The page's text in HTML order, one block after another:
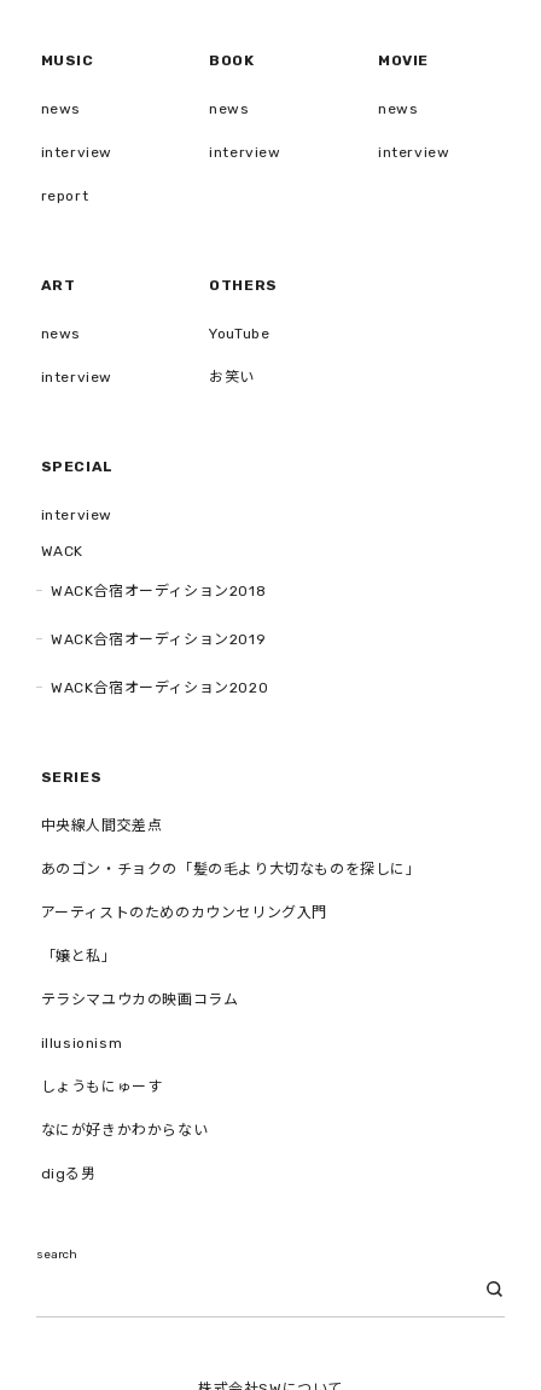
MUSIC
news
interview
report
BOOK
news
interview
MOVIE
news
interview
ART
news
interview
OTHERS
YouTube
お笑い
SPECIAL
interview
WACK
WACK合宿オーディション2018
WACK合宿オーディション2019
WACK合宿オーディション2020
SERIES
中央線人間交差点
あのゴン・チョクの「髪の毛より大切なものを探しに」
アーティストのためのカウンセリング入門
「嬢と私」
テラシマユウカの映画コラム
illusionism
しょうもにゅーす
なにが好きかわからない
digる男
search